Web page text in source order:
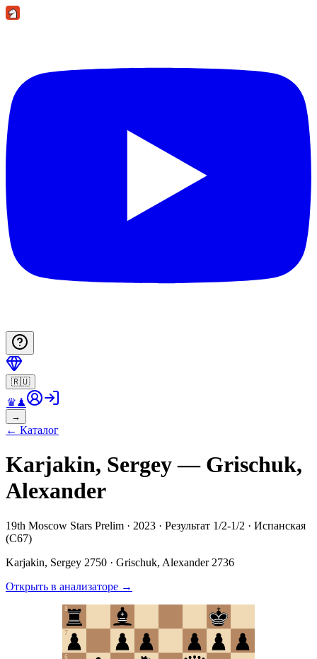
🇷🇺
♛♟
→
← Каталог
Karjakin, Sergey — Grischuk,
Alexander
19th Moscow Stars Prelim · 2023 · Результат 1/2-1/2 · Испанская
(C67)
Karjakin, Sergey 2750 · Grischuk, Alexander 2736
Открыть в анализаторе →
6
7
8